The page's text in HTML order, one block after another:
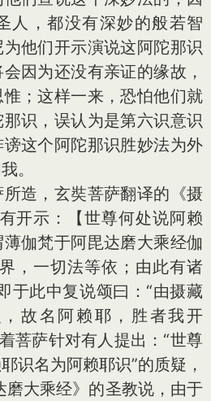
人，都没有深妙的般若智
他们开示演说这阿陀那识
因为还没有亲证的缘故，
；这样一来，恐怕他们就
识，误认为是第六识意识
这个阿陀那识胜妙法为外
。
造，玄奘菩萨翻译的《摄
开示：【世尊何处说阿赖
伽梵于阿毘达磨大乘经伽
，一切法等依；由此有诸
于此中复说颂曰：“由摄藏
故名阿赖耶，胜者我开
菩萨针对有人提出：“世尊
识名为阿赖耶识”的质疑，
磨大乘经》的圣教说，由于